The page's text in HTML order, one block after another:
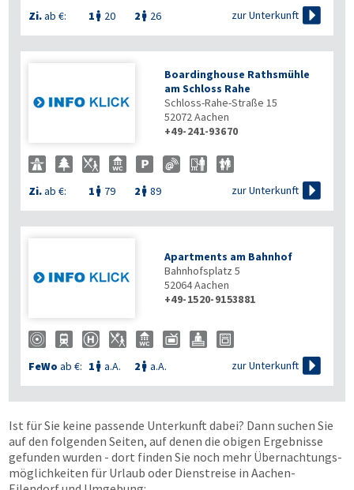
Zi.ab €: 1  20 2  26 zur Unterkunft 
Boardinghouse Rathsmühle
am Schloss Rahe
Schloss-Rahe-Straße 15
52072Aachen
+49-241-93670
Zi.ab €: 1  79 2  89 zur Unterkunft 
Apartments am Bahnhof
Bahnhofsplatz 5
52064Aachen
+49-1520-9153881
FeWo ab €: 1  a.A. 2  a.A. zur Unterkunft 
Ist für Sie keine passende Unterkunft dabei? Dann suchen Sie
auf den folgenden Seiten, auf denen die obigen Ergebnisse
gefunden wurden - dort finden Sie noch mehr Übernachtungs­
möglichkeiten für Urlaub oder Dienstreise in Aachen-